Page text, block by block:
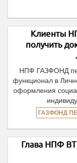
Клиенты
получить
НПФ ГАЗФОНД
функционал в
оформления
ГАЗФОНД
Глава НПФ